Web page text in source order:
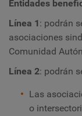
Entidades
Línea 1 : podrán
asociaciones
Comunidad
Línea 2: podrán
Las
o